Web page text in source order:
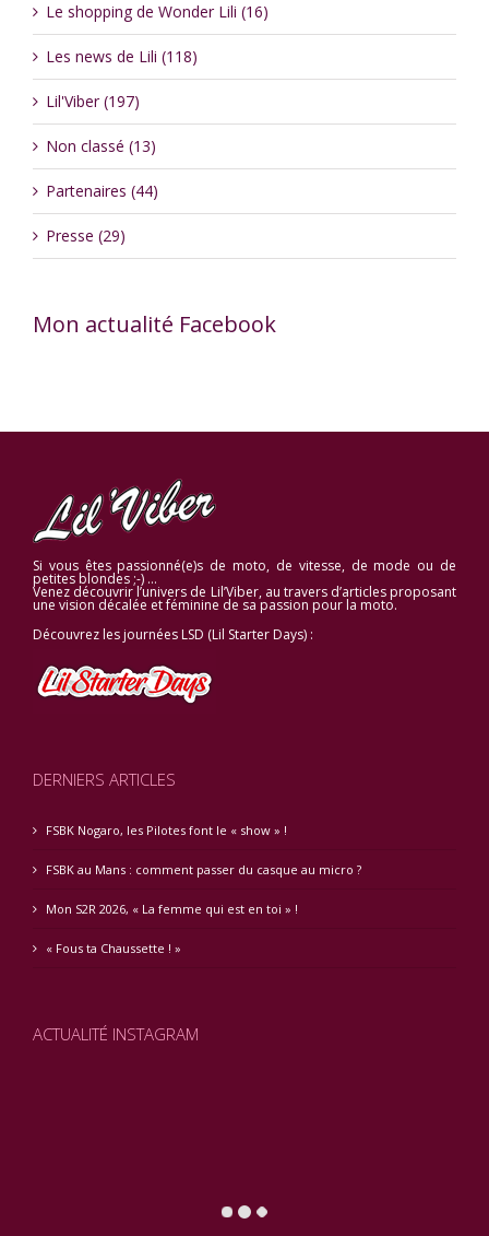
Le shopping de Wonder Lili (16)
Les news de Lili (118)
Lil'Viber (197)
Non classé (13)
Partenaires (44)
Presse (29)
Mon actualité Facebook
Si vous êtes passionné(e)s de moto, de vitesse, de mode ou de
petites blondes ;-) …
Venez découvrir l’univers de Lil’Viber, au travers d’articles proposant
une vision décalée et féminine de sa passion pour la moto.
Découvrez les journées LSD (Lil Starter Days) :
DERNIERS ARTICLES
FSBK Nogaro, les Pilotes font le « show » !
FSBK au Mans : comment passer du casque au micro ?
Mon S2R 2026, « La femme qui est en toi » !
« Fous ta Chaussette ! »
ACTUALITÉ INSTAGRAM